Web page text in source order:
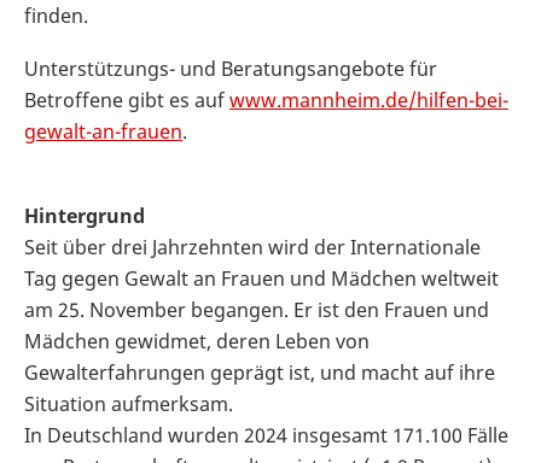
finden.
Unterstützungs- und Beratungsangebote für
Betroffene gibt es aufwww.mannheim.de/hilfen-bei-
gewalt-an-frauen.
Hintergrund
Seit über drei Jahrzehnten wird der Internationale
Tag gegen Gewalt an Frauen und Mädchen weltweit
am 25. November begangen. Er ist den Frauen und
Mädchen gewidmet, deren Leben von
Gewalterfahrungen geprägt ist, und macht auf ihre
Situation aufmerksam.
In Deutschland wurden 2024 insgesamt 171.100 Fälle